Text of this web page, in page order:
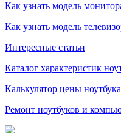
Как узнать модель
Как узнать модель
Интересные статьи
Каталог характеристик
Калькулятор цены ноутбука
Ремонт ноутбуков и